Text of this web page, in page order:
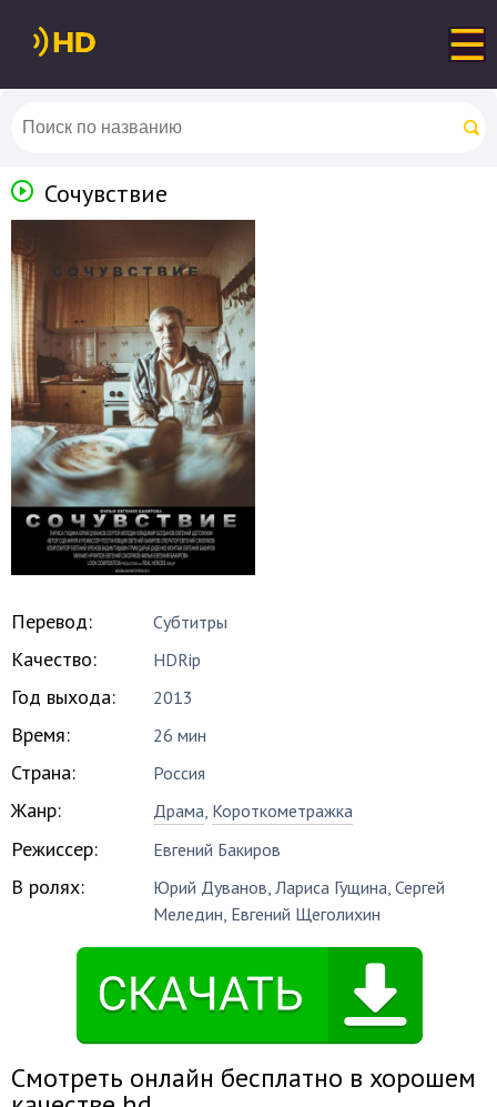
Сочувствие
Перевод: Субтитры
Качество: HDRip
Год выхода: 2013
Время: 26 мин
Страна: Россия
Жанр: Драма, Короткометражка
Режиссер: Евгений Бакиров
В ролях: Юрий Дуванов,Лариса Гущина,Сергей
Меледин, Евгений Щеголихин
Смотреть онлайн бесплатно в хорошем